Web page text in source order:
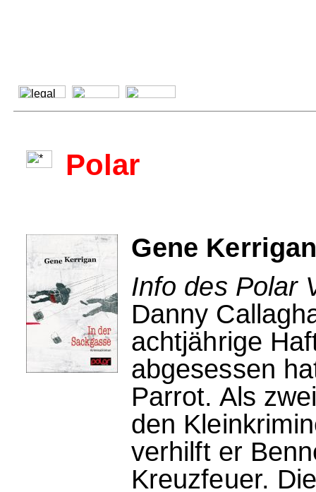
Polar
Gene
Info des Polar
Danny
achtjährige
abgesessen
Parrot. Als
den
verhilft er
Kreuzfeuer.